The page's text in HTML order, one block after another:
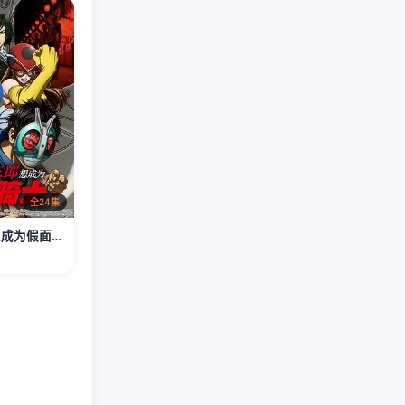
全24集
东岛丹三郎想成为假面骑士